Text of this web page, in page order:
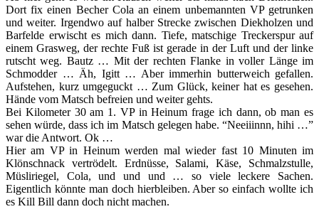
Dort fix einen Becher Cola an einem unbemannten VP getrunken
und weiter. Irgendwo auf halber Strecke zwischen Diekholzen und
Barfelde erwischt es mich dann. Tiefe, matschige Treckerspur auf
einem Grasweg, der rechte Fuß ist gerade in der Luft und der linke
rutscht weg. Bautz … Mit der rechten Flanke in voller Länge im
Schmodder … Äh, Igitt … Aber immerhin butterweich gefallen.
Aufstehen, kurz umgeguckt … Zum Glück, keiner hat es gesehen.
Hände vom Matsch befreien und weiter gehts.
Bei Kilometer 30 am 1. VP in Heinum frage ich dann, ob man es
sehen würde, dass ich im Matsch gelegen habe. “Neeiiinnn, hihi …”
war die Antwort. Ok …
Hier am VP in Heinum werden mal wieder fast 10 Minuten im
Klönschnack vertrödelt. Erdnüsse, Salami, Käse, Schmalzstulle,
Müsliriegel, Cola, und und und … so viele leckere Sachen.
Eigentlich könnte man doch hierbleiben. Aber so einfach wollte ich
es Kill Bill dann doch nicht machen.